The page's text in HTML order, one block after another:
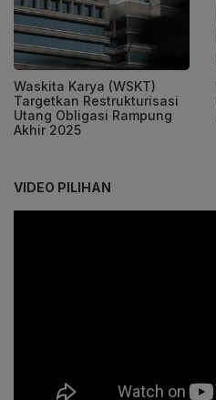
Waskita Karya (WSKT)
Targetkan Restrukturisasi
Utang Obligasi Rampung
Akhir 2025
VIDEO PILIHAN